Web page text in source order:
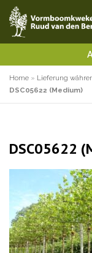
Home » Lieferung
DSC05622 (Medium)
DSC05622